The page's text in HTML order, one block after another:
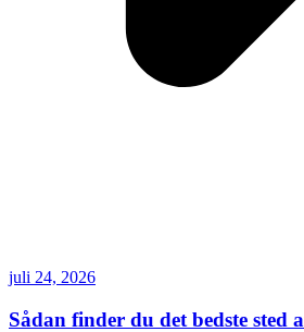
juli 24, 2026
Sådan finder du det bedste sted